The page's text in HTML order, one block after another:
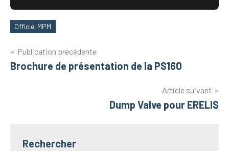
Étiquettes
Officiel MPM
Navigation
de
Publication précédente
Brochure de présentation de la PS160
Article suivant
Dump Valve pour ERELIS
Rechercher